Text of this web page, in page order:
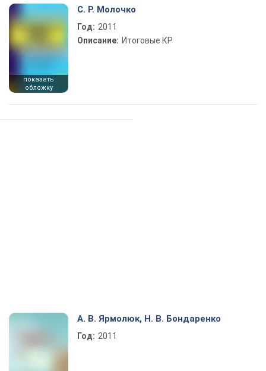
показать
обложку
С. Р. Молочко
Год: 2011
Описание: Итоговые КР
А. В. Ярмолюк, Н. В. Бондаренко
Год: 2011